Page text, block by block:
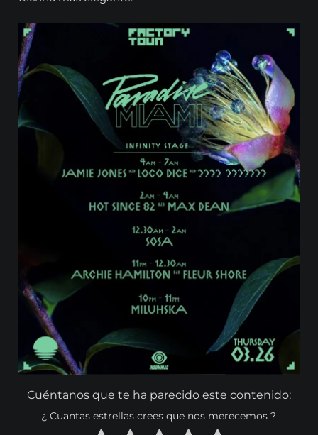
Cuéntanos que te ha parecido este contenido:
¿ Cuantas estrellas crees que nos merecemos ?